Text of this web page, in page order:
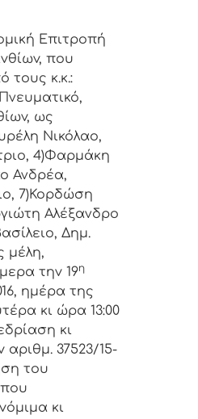
Επιτρoπή
πoυ
τoυς κ.κ.:
ως
Νικόλαο,
4)Φαρμάκη
Ανδρέα,
7)Κορδώση
Αλέξανδρο
Δημ.
μέλη,
τηv 19η
ημέρα της
κι ώρα 13:00
κι
37523/15-
τoυ
κι